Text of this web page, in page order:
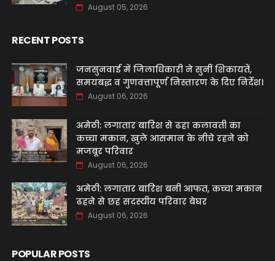
August 05, 2026
RECENT POSTS
जनसुनवाई में जिलाधिकारी ने सुनीं शिकायतें,
समयबद्ध व गुणवत्तापूर्ण निस्तारण के दिए निर्देश।
August 06, 2026
अमेठी: लगातार बारिश से ढहा कलावती का
कच्चा मकान, खुले आसमान के नीचे रहने को
मजबूर परिवार
August 06, 2026
अमेठी: लगातार बारिश बनी आफत, कच्चा मकान
ढहने से छह सदस्यीय परिवार बेघर
August 06, 2026
POPULAR POSTS